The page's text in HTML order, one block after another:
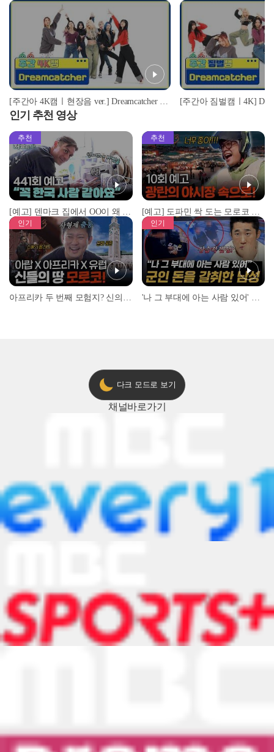
[주간아 4K캠ㅣ현장음 ver.] Dreamcatcher (드림캐쳐) - OOTD l EP.640
인기 추천 영상
추천
[예고] 덴마크 집에서 OO이 왜 나와...? 이상할 정도로 한국을 사랑하는 우리 형을 제보합니다!
추천
[예고] 도파민 싹 도는 모로코 야시장 투어!
인기 인기
다크 모드로 보기
채널바로가기